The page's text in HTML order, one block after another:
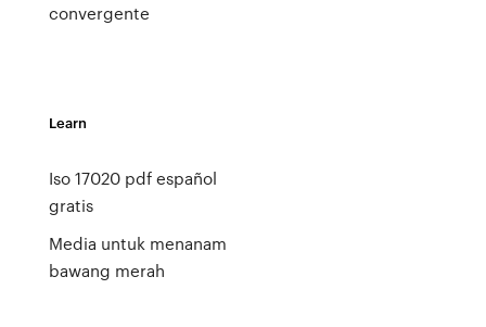
convergente
Learn
Iso 17020 pdf español
gratis
Media untuk menanam
bawang merah